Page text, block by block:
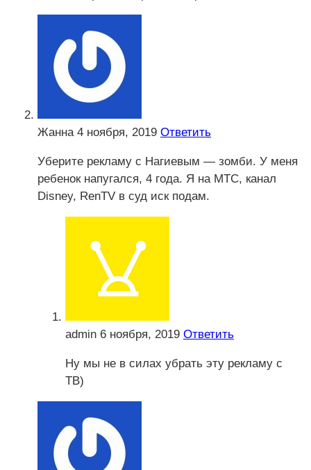
Жанна 4 ноября, 2019 Ответить
Уберите рекламу с Нагиевым — зомби. У меня
ребенок напугался, 4 года. Я на МТС, канал
Disney, RenTV в суд иск подам.
admin 6 ноября, 2019 Ответить
Ну мы не в силах убрать эту рекламу с
ТВ)